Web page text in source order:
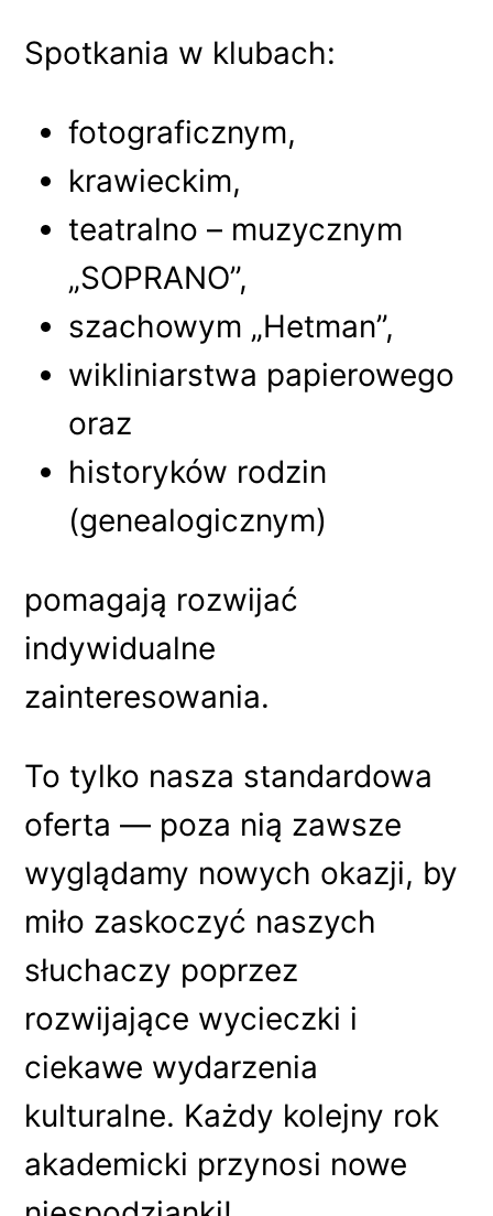
Spotkania w klubach:
fotograficznym,
krawieckim,
teatralno – muzycznym
„SOPRANO”,
szachowym „Hetman”,
wikliniarstwa papierowego
oraz
historyków rodzin
(genealogicznym)
pomagają rozwijać
indywidualne
zainteresowania.
To tylko nasza standardowa
oferta — poza nią zawsze
wyglądamy nowych okazji, by
miło zaskoczyć naszych
słuchaczy poprzez
rozwijające wycieczki i
ciekawe wydarzenia
kulturalne. Każdy kolejny rok
akademicki przynosi nowe